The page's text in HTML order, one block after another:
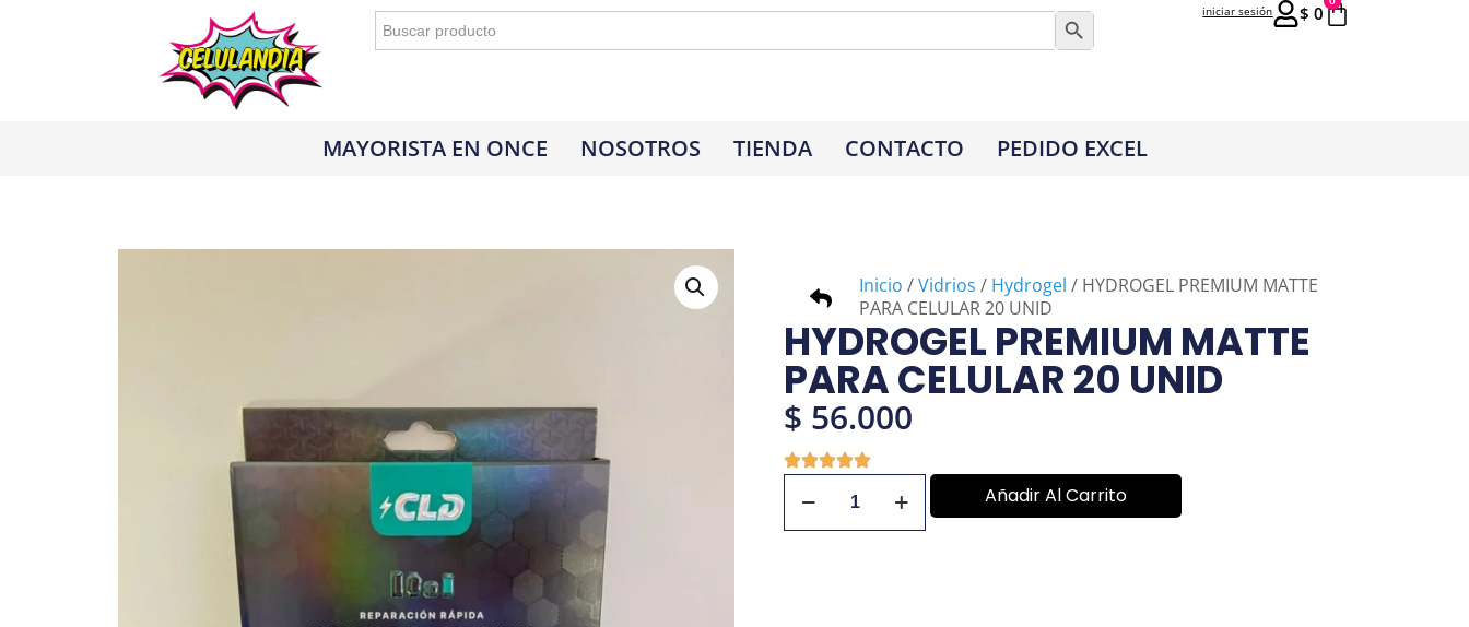
Buscar: Botón de búsqueda
$ 0
iniciar sesión
MAYORISTA EN ONCE NOSOTROS TIENDA CONTACTO PEDIDO EXCEL
Inicio /Vidrios / Hydrogel / HYDROGEL PREMIUM MATTE
PARA CELULAR 20 UNID
HYDROGEL PREMIUM MATTE
PARA CELULAR 20 UNID
$ 56.000
Añadir Al Carrito